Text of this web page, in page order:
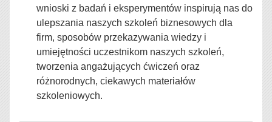
wnioski z badań i eksperymentów inspirują nas do
ulepszania naszych szkoleń biznesowych dla
firm, sposobów przekazywania wiedzy i
umiejętności uczestnikom naszych szkoleń,
tworzenia angażujących ćwiczeń oraz
różnorodnych, ciekawych materiałów
szkoleniowych.